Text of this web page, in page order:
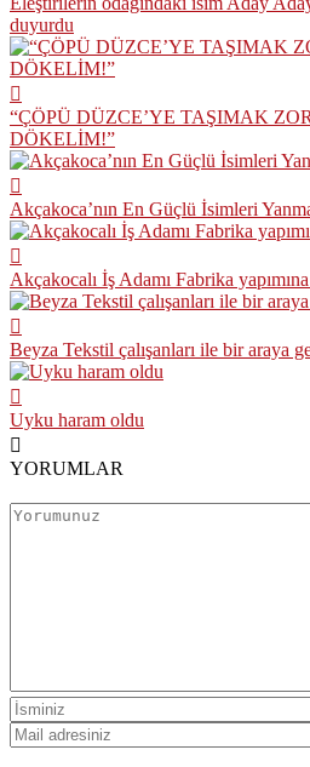
duyurdu
“ÇÖPÜ DÜZCE’YE TAŞIMAK
DÖKELİM!”
Akçakoca’nın En Güçlü İsimleri
Akçakocalı İş Adamı Fabrika
Beyza Tekstil çalışanları ile bir araya
Uyku haram oldu
YORUMLAR